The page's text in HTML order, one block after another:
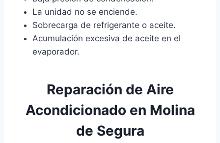
La unidad no se enciende.
Sobrecarga de refrigerante o aceite.
Acumulación excesiva de aceite en el
evaporador.
Reparación de Aire
Acondicionado en Molina
de Segura